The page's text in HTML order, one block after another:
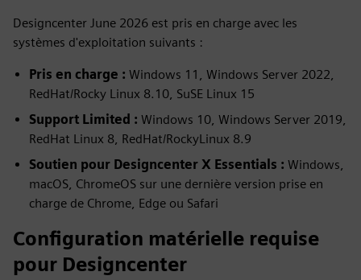
Designcenter June 2026 est pris en charge avec les
systèmes d'exploitation suivants :
Pris en charge : Windows 11, Windows Server 2022,
RedHat/Rocky Linux 8.10, SuSE Linux 15
Support Limited : Windows 10, Windows Server 2019,
RedHat Linux 8, RedHat/RockyLinux 8.9
Soutien pour Designcenter X Essentials : Windows,
macOS, ChromeOS sur une dernière version prise en
charge de Chrome, Edge ou Safari
Configuration matérielle requise
pour Designcenter